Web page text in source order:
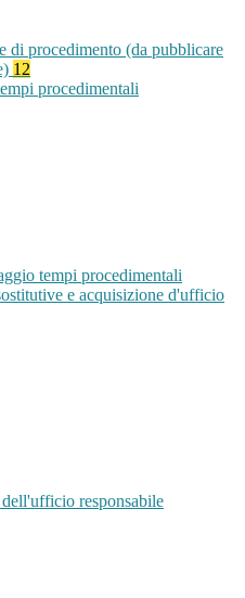
di procedimento (da pubblicare
12
procedimentali
tempi procedimentali
e acquisizione d'ufficio
responsabile